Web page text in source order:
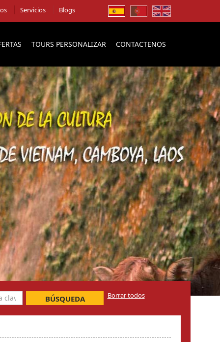
Servicios Blogs
TOURS PERSONALIZAR CONTACTENOS
BÚSQUEDA Borrar todos